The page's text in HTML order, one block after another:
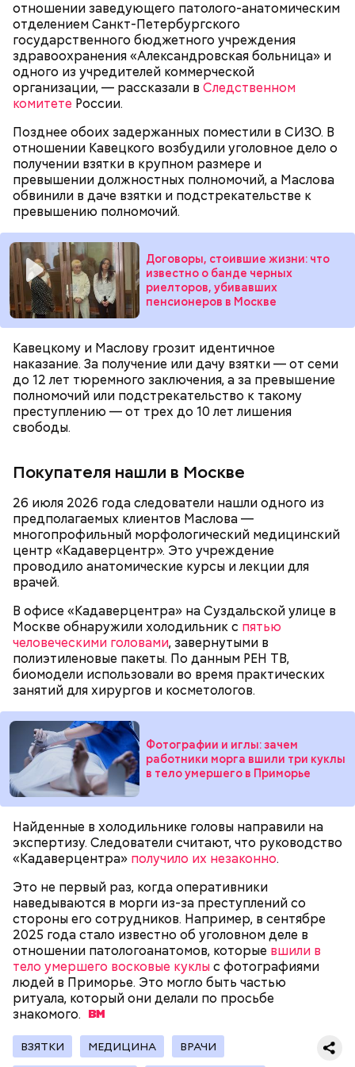
отношении заведующего патолого-анатомическим
отделением Санкт-Петербургского
государственного бюджетного учреждения
здравоохранения «Александровская больница» и
одного из учредителей коммерческой
организации, — рассказали в Следственном
комитете России.
Позднее обоих задержанных поместили в СИЗО. В
отношении Кавецкого возбудили уголовное дело о
получении взятки в крупном размере и
превышении должностных полномочий, а Маслова
обвинили в даче взятки и подстрекательстве к
превышению полномочий.
Договоры, стоившие жизни: что
известно о банде черных
риелторов, убивавших
пенсионеров в Москве
Кавецкому и Маслову грозит идентичное
наказание. За получение или дачу взятки — от семи
до 12 лет тюремного заключения, а за превышение
полномочий или подстрекательство к такому
преступлению — от трех до 10 лет лишения
свободы.
Покупателя нашли в Москве
26 июля 2026 года следователи нашли одного из
предполагаемых клиентов Маслова —
многопрофильный морфологический медицинский
центр «Кадаверцентр». Это учреждение
проводило анатомические курсы и лекции для
врачей.
В офисе «Кадаверцентра» на Суздальской улице в
Москве обнаружили холодильник с пятью
человеческими головами, завернутыми в
полиэтиленовые пакеты. По данным РЕН ТВ,
биомодели использовали во время практических
занятий для хирургов и косметологов.
Фотографии и иглы: зачем
работники морга вшили три куклы
в тело умершего в Приморье
Найденные в холодильнике головы направили на
экспертизу. Следователи считают, что руководство
«Кадаверцентра» получило их незаконно.
Это не первый раз, когда оперативники
наведываются в морги из-за преступлений со
стороны его сотрудников. Например, в сентябре
2025 года стало известно об уголовном деле в
отношении патологоанатомов, которые вшили в
тело умершего восковые куклыс фотографиями
людей в Приморье. Это могло быть частью
ритуала, который они делали по просьбе
знакомого.
ВЗЯТКИ МЕДИЦИНА ВРАЧИ
— Гасанов, являясь индивидуальным
предпринимателем, осуществлял
предпринимательскую деятельность в области
продажи и размещения рекламы в социальных
сетях. С целью сокрытия своих доходов часть
покупателей различных мотивационных курсов и
прогнозов ставок на спорт Гасанов получал на
Родственники обналичивали деньги и возвращали
их Гасанову. А чтобы пользоваться деньгами и не
вызвать подозрений у налоговой, Гасанов либо
распределял их между еще несколькими счетами,
либопокупал на них квартиры.
Блогеру грозило до семи лет лишения свободы.
Реакция Гасанова на расследование